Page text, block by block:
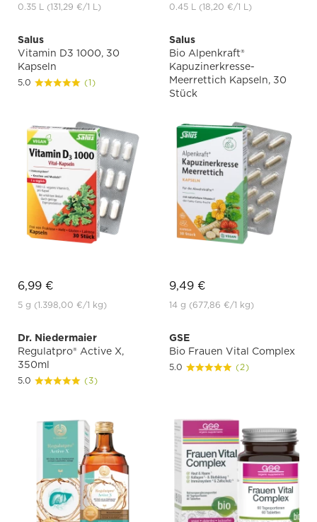
0.35 L (131,29 €/1 L) 0.45 L (18,20 €/1 L)
Salus
Vitamin D3 1000, 30
Kapseln
5.0 (1)
6,99 €
5 g (1.398,00 €/1 kg)
Salus
Bio Alpenkraft®
Kapuzinerkresse-
Meerrettich Kapseln, 30
Stück
9,49 €
14 g (677,86 €/1 kg)
Dr. Niedermaier
Regulatpro® Active X,
350ml
5.0 (3)
GSE
Bio Frauen Vital Complex
5.0 (2)